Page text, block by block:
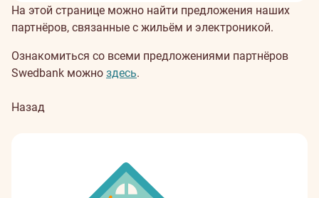
На этой странице можно найти предложения наших
партнёров, связанные с жильём и электроникой.
Ознакомиться со всеми предложениями партнёров
Swedbank можно здесь.
Назад